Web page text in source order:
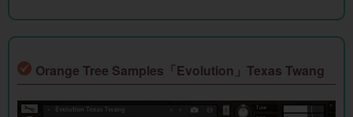
Orange Tree Samples「Evolution」Texas Twang